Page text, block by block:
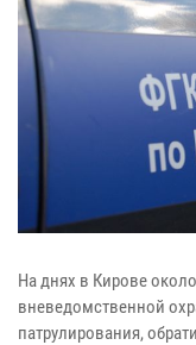
На днях в Кирове
вневедомственной
патрулирования,